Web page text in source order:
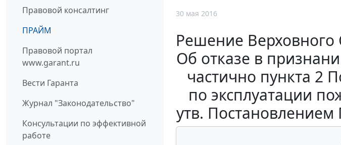
Правовой консалтинг
ПРАЙМ
Правовой портал
www.garant.ru
Вести Гаранта
Журнал "Законодательство"
Консультации по эффективной
работе
30 мая 2016
Решение Верховного
Об отказе в
частично пункта 2
по эксплуатации
утв. Постановлением